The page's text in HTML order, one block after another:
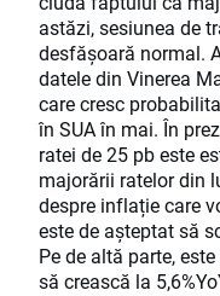
astăzi, sesiunea de
desfășoară normal.
datele din Vinerea
care cresc
în SUA în mai. În
ratei de 25 pb este
majorării ratelor din
despre inflație care
este de așteptat să
Pe de altă parte,
să crească la